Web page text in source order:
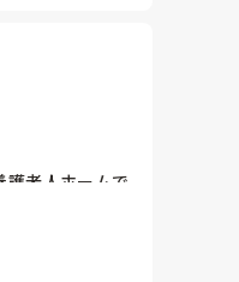
護老人ホームで
いです。
ます。